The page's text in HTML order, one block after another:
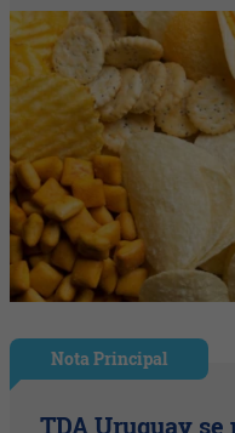
Nota Principal
TDA Uruguay